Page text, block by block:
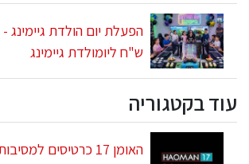
ש"ח ליומולדת גיימינג
עוד בקטגוריה
האומן 17 כרטיסים